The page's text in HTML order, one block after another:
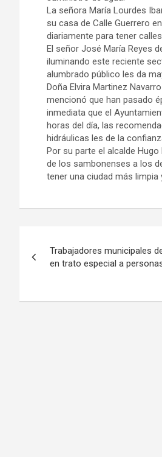
La señora María Lourdes
su casa de Calle Guerrero
diariamente para tener
El señor José María Reyes
iluminando este reciente
alumbrado público les da
Doña Elvira Martinez
mencionó que han pasado
inmediata que el
horas del día, las
hidráulicas les de la
Por su parte el alcalde
de los sambonenses a los
tener una ciudad más limpia
de
Trabajadores municipales
en trato especial a